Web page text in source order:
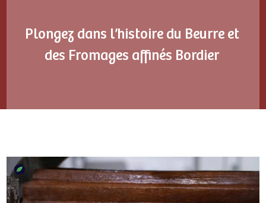
Plongez dans l’histoire du Beurre et
des Fromages affinés Bordier